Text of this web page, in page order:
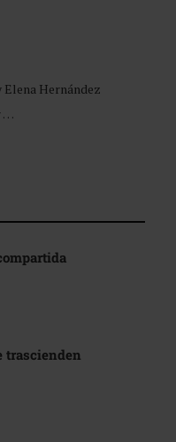
Elena Hernández
…
trascienden